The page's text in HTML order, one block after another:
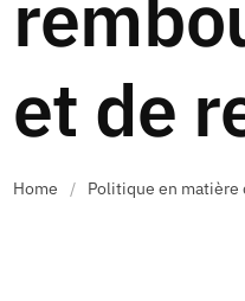
et de
Home / Politique en matière